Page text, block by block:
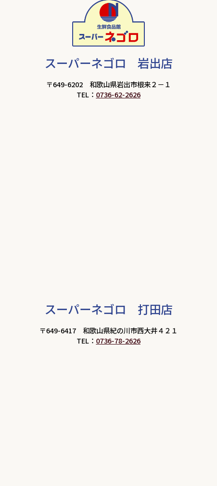
スーパーネゴロ 岩出店
〒649-6202 和歌山県岩出市根来２－１
TEL： 0736-62-2626
スーパーネゴロ 打田店
〒649-6417 和歌山県紀の川市西大井４２１
TEL： 0736-78-2626